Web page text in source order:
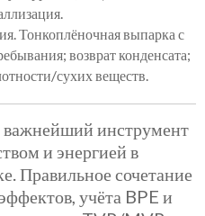
Тонкоплёночная выпарка с
возврат конденсата;
сухих веществ.
инструмент
и энергией в
Правильное сочетание
учёта BPE и